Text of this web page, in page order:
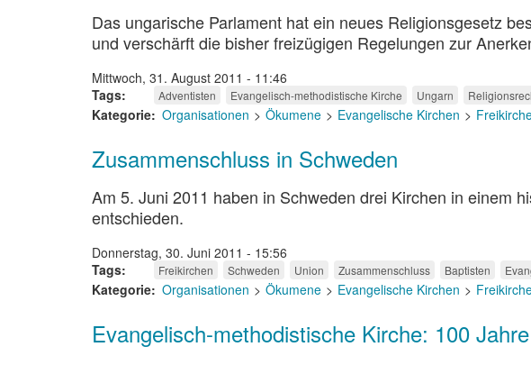
Das ungarische Parlament hat ein neues Religionsgesetz
und verschärft die bisher freizügigen Regelungen zur
Mittwoch, 31. August 2011 - 11:46
Tags
Adventisten Evangelisch-methodistische Kirche Ungarn
Kategorie Organisationen Ökumene Evangelische Kirchen
Zusammenschluss in Schweden
Am 5. Juni 2011 haben in Schweden drei Kirchen in einem
entschieden.
Donnerstag, 30. Juni 2011 - 15:56
Tags
Freikirchen Schweden Union Zusammenschluss Baptisten
Kategorie Organisationen Ökumene Evangelische Kirchen
Evangelisch-methodistische Kirche: 100